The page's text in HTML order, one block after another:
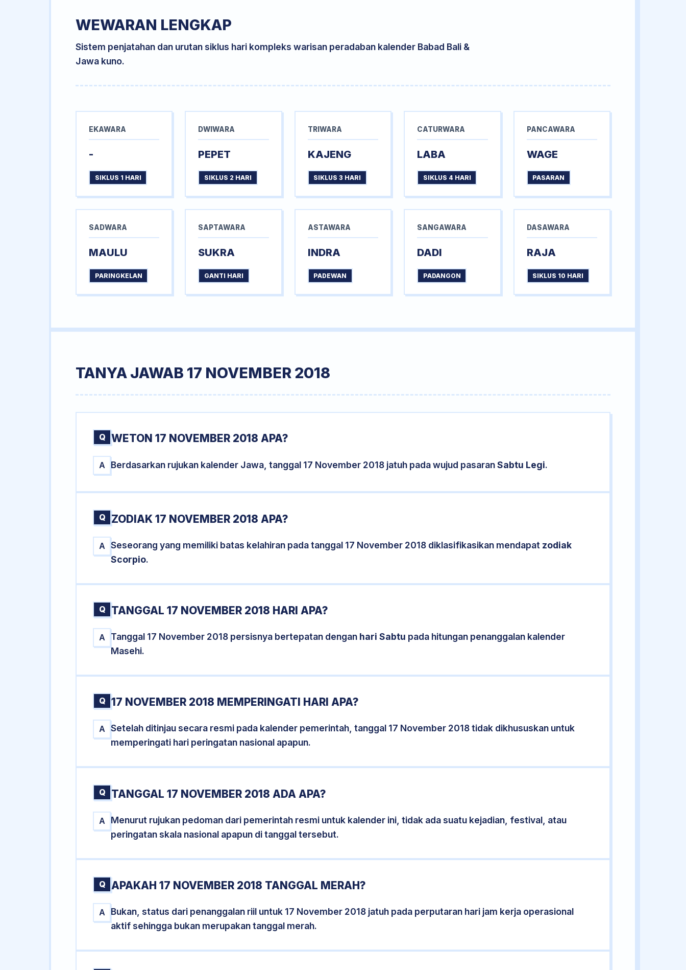
WEWARAN LENGKAP
Sistem penjatahan dan urutan siklus hari kompleks warisan peradaban kalender Babad Bali &
Jawa kuno.
EKAWARA
-
SIKLUS 1 HARI
DWIWARA
PEPET
SIKLUS 2 HARI
TRIWARA
KAJENG
SIKLUS 3 HARI
CATURWARA
LABA
SIKLUS 4 HARI
PANCAWARA
WAGE
PASARAN
SADWARA
MAULU
PARINGKELAN
SAPTAWARA
SUKRA
GANTI HARI
ASTAWARA
INDRA
PADEWAN
SANGAWARA
DADI
PADANGON
DASAWARA
RAJA
SIKLUS 10 HARI
TANYA JAWAB 17 NOVEMBER 2018
Q WETON 17 NOVEMBER 2018 APA?
A Berdasarkan rujukan kalender Jawa, tanggal 17 November 2018 jatuh pada wujud pasaranSabtu Legi.
Q ZODIAK 17 NOVEMBER 2018 APA?
A Seseorang yang memiliki batas kelahiran pada tanggal 17 November 2018 diklasifikasikan mendapat zodiak
Scorpio.
Q TANGGAL 17 NOVEMBER 2018 HARI APA?
A Tanggal 17 November 2018 persisnya bertepatan dengan hari Sabtu pada hitungan penanggalan kalender
Masehi.
Q 17 NOVEMBER 2018 MEMPERINGATI HARI APA?
A Setelah ditinjau secara resmi pada kalender pemerintah, tanggal 17 November 2018 tidak dikhususkan untuk
memperingati hari peringatan nasional apapun.
Q TANGGAL 17 NOVEMBER 2018 ADA APA?
A
Menurut rujukan pedoman dari pemerintah resmi untuk kalender ini, tidak ada suatu kejadian, festival, atau
peringatan skala nasional apapun di tanggal tersebut.
Q APAKAH 17 NOVEMBER 2018 TANGGAL MERAH?
A
Bukan, status dari penanggalan riil untuk 17 November 2018 jatuh pada perputaran hari jam kerja operasional
aktif sehingga bukan merupakan tanggal merah.